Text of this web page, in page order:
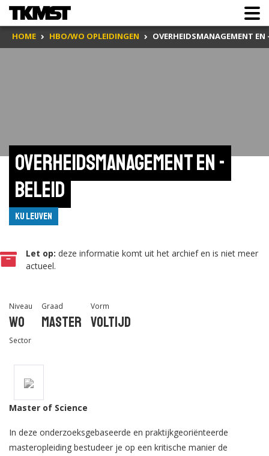
HOME HBO/WO OPLEIDINGEN OVERHEIDSMANAGEMENT EN
Overheidsmanagement en -
beleid
KU Leuven
Let op: deze informatie komt uit het archief en is niet meer
actueel.
Niveau
Wo
Graad
Master
Vorm
Voltijd
Sector
Master of Science
In deze onderzoeksgebaseerde en praktijkgeoriënteerde
masteropleiding bestudeer je op een kritische manier de